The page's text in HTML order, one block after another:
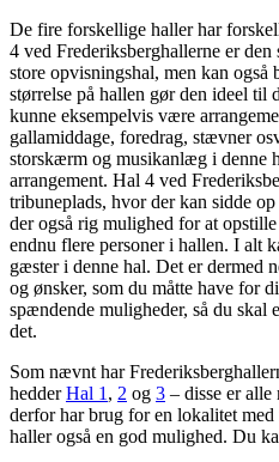
De fire forskellige haller har
4 ved Frederiksberghallerne er
store opvisningshal, men kan også
størrelse på hallen gør den ideel til
kunne eksempelvis være
gallamiddage, foredrag, stævner
storskærm og musikanlæg i denne
arrangement. Hal 4 ved
tribuneplads, hvor der kan sidde
der også rig mulighed for at
endnu flere personer i hallen. I alt
gæster i denne hal. Det er dermed
og ønsker, som du måtte have for
spændende muligheder, så du skal
det.
Som nævnt har
hedderHal 1 , 2 og 3 – disse er
derfor har brug for en lokalitet med
haller også en god mulighed. Du